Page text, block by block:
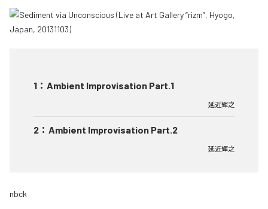
1 ： Ambient Improvisation Part.1
延近輝之
2 ： Ambient Improvisation Part.2
延近輝之
nbck